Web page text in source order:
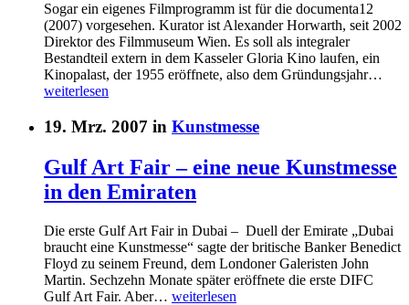
Sogar ein eigenes Filmprogramm ist für die documenta12
(2007) vorgesehen. Kurator ist Alexander Horwarth, seit 2002
Direktor des Filmmuseum Wien. Es soll als integraler
Bestandteil extern in dem Kasseler Gloria Kino laufen, ein
Kinopalast, der 1955 eröffnete, also dem Gründungsjahr…
weiterlesen
19. Mrz. 2007 in Kunstmesse
Gulf Art Fair – eine neue Kunstmesse
in den Emiraten
Die erste Gulf Art Fair in Dubai – Duell der Emirate „Dubai
braucht eine Kunstmesse“ sagte der britische Banker Benedict
Floyd zu seinem Freund, dem Londoner Galeristen John
Martin. Sechzehn Monate später eröffnete die erste DIFC
Gulf Art Fair. Aber… weiterlesen